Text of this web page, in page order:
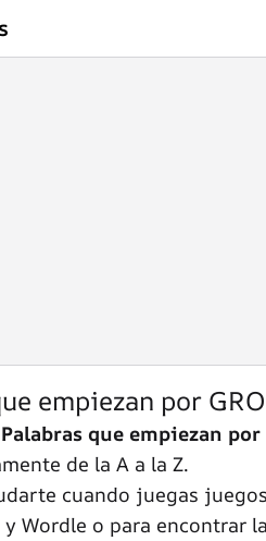
empiezan por GRO
que empiezan por
de la A a la Z.
cuando juegas
Wordle o para encontrar